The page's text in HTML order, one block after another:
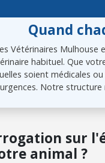
Quand
Vétérinaires
habituel. Que
soient médicales
Notre structure
sur
animal ?